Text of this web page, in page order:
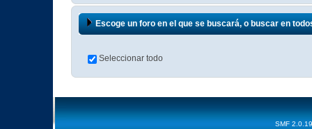
Escoge un foro en el que se buscará, o buscar en
Seleccionar todo
SMF 2.0.19